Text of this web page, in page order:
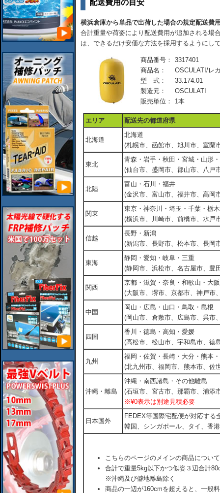
配送費用の目安
横浜倉庫から単品で出荷した場合の規定配送費
合計重量や荷姿により配送費用が追加される場
は、できるだけ安価な方法を採用するようにし
商品番号：
3317401
商品名：
OSCULATI/レ
型 式：
33.174.01
製造元：
OSCULATI
販売単位：
1本
エリア 配送先の都道府県
北海道
北海道
(札幌市、函館市、旭川市、室蘭
東北
青森・岩手・秋田・宮城・山形
(仙台市、盛岡市、郡山市、八戸
北陸
富山・石川・福井
(金沢市、富山市、福井市、高岡
関東
東京・神奈川・埼玉・千葉・栃
(横浜市、川崎市、前橋市、水戸
信越
長野・新潟
(新潟市、長野市、松本市、長岡
東海
静岡・愛知・岐阜・三重
(静岡市、浜松市、名古屋市、豊
関西
京都・滋賀・奈良・和歌山・大
(大阪市、堺市、京都市、神戸市
中国
岡山・広島・山口・鳥取・島根
(岡山市、倉敷市、広島市、呉市
四国
香川・徳島・高知・愛媛
(高松市、松山市、宇和島市、徳
九州
福岡・佐賀・長崎・大分・熊本
(北九州市、福岡市、熊本市、佐
沖縄・離島
沖縄・南西諸島・その他離島
(石垣市、宮古市、那覇市、浦添
※¥0表示は別途見積必要
日本国外
FEDEX等国際宅配便が対応す
韓国、シンガポール、タイ、香
こちらのページのメインの商品につい
合計で重量5kg以下かつ似姿３辺合計
※沖縄及び僻地離島除く
商品の一辺が160cmを超えると、一般